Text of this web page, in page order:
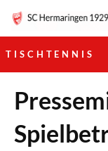
TISCHTENNIS
HAUPTVEREIN
SPORTKEGELN